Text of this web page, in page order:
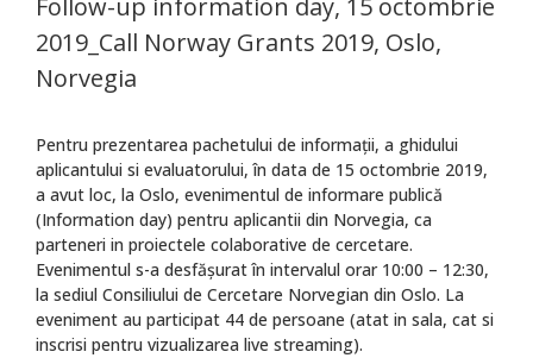
Follow-up information day, 15 octombrie
2019_Call Norway Grants 2019, Oslo,
Norvegia
Pentru prezentarea pachetului de informaţii, a ghidului
aplicantului si evaluatorului, în data de 15 octombrie 2019,
a avut loc, la Oslo, evenimentul de informare publică
(Information day) pentru aplicantii din Norvegia, ca
parteneri in proiectele colaborative de cercetare.
Evenimentul s-a desfăşurat în intervalul orar 10:00 – 12:30,
la sediul Consiliului de Cercetare Norvegian din Oslo. La
eveniment au participat 44 de persoane (atat in sala, cat si
inscrisi pentru vizualizarea live streaming).